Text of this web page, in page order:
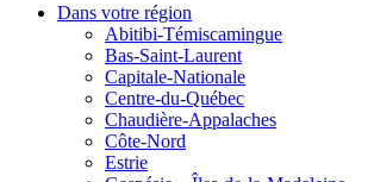
Dans votre région
Abitibi-Témiscamingue
Bas-Saint-Laurent
Capitale-Nationale
Centre-du-Québec
Chaudière-Appalaches
Côte-Nord
Estrie